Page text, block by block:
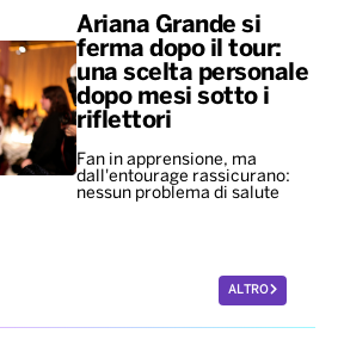
Ariana Grande si
ferma dopo il tour:
una scelta personale
dopo mesi sotto i
riflettori
Fan in apprensione, ma
dall'entourage rassicurano:
nessun problema di salute
ALTRO